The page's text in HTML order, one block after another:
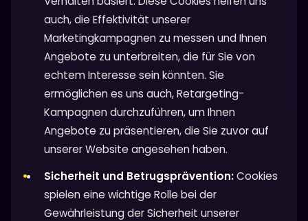
auch, die Effektivität unserer
Marketingkampagnen zu messen und Ihnen
Angebote zu unterbreiten, die für Sie von
echtem Interesse sein könnten. Sie
ermöglichen es uns auch, Retargeting-
Kampagnen durchzuführen, um Ihnen
Angebote zu präsentieren, die Sie zuvor auf
unserer Website angesehen haben.
Sicherheit und Betrugsprävention:Cookies
spielen eine wichtige Rolle bei der
Gewährleistung der Sicherheit unserer